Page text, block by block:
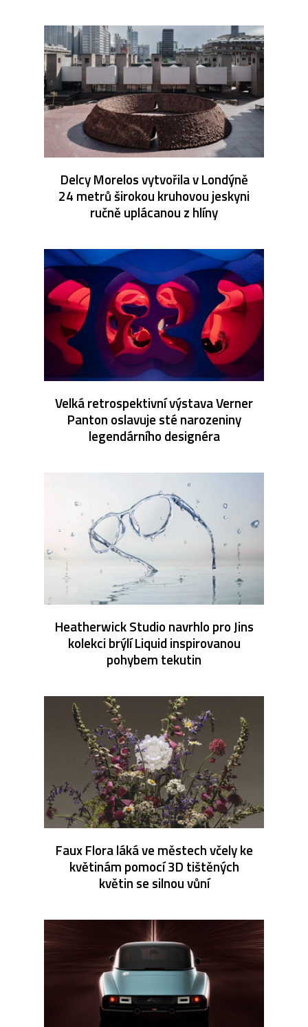
Delcy Morelos vytvořila v Londýně
24 metrů širokou kruhovou jeskyni
ručně uplácanou z hlíny
Velká retrospektivní výstava Verner
Panton oslavuje sté narozeniny
legendárního designéra
Heatherwick Studio navrhlo pro Jins
kolekci brýlí Liquid inspirovanou
pohybem tekutin
Faux Flora láká ve městech včely ke
květinám pomocí 3D tištěných
květin se silnou vůní